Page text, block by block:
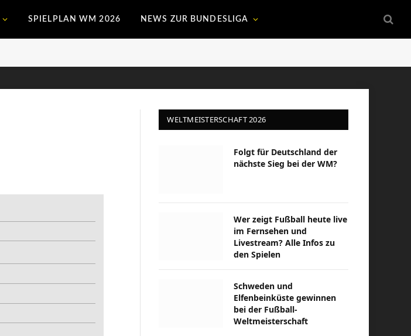
SPIELPLAN WM 2026 NEWS ZUR BUNDESLIGA
WELTMEISTERSCHAFT 2026
Folgt für Deutschland der
nächste Sieg bei der WM?
Wer zeigt Fußball heute live
im Fernsehen und
Livestream? Alle Infos zu
den Spielen
Schweden und
Elfenbeinküste gewinnen
bei der Fußball-
Weltmeisterschaft